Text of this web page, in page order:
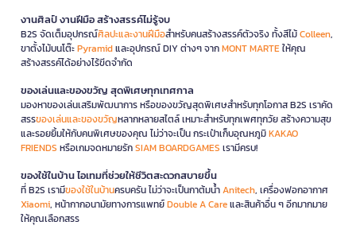
งานศิลป์ งานฝีมือ สร้างสรรค์ไม่รู้จบ
B2S จัดเต็มอุปกรณ์ศิลปะและงานฝีมือสำหรับคนสร้างสรรค์ตัวจริง ทั้งสีไม้Colleen,
ขาตั้งไม้บนโต๊ะPyramidและอุปกรณ์ DIY ต่างๆ จากMONT MARTEให้คุณ
สร้างสรรค์ได้อย่างไร้ขีดจำกัด
ของเล่นและของขวัญ สุดพิเศษทุกเทศกาล
มองหาของเล่นเสริมพัฒนาการ หรือของขวัญสุดพิเศษสำหรับทุกโอกาส B2S เราคัด
สรรของเล่นและของขวัญหลากหลายสไตล์ เหมาะสำหรับทุกเพศทุกวัย สร้างความสุข
และรอยยิ้มให้กับคนพิเศษของคุณ ไม่ว่าจะเป็น กระเป๋าเก็บอุณหภูมิKAKAO
FRIENDS หรือเกมจดหมายรักSIAM BOARDGAMES เรามีครบ!
ของใช้ในบ้าน ไอเทมที่ช่วยให้ชีวิตสะดวกสบายขึ้น
ที่ B2S เรามีของใช้ในบ้านครบครัน ไม่ว่าจะเป็นกาต้มน้ำAnitech, เครื่องฟอกอากาศ
Xiaomi, หน้ากากอนามัยทางการแพทย์Double A Careและสินค้าอื่น ๆ อีกมากมาย
ให้คุณเลือกสรร